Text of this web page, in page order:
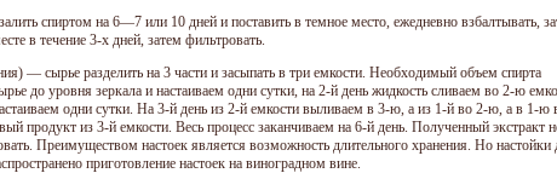
спиртом на 6—7 или 10 дней и поставить в темное место, ежедневно взбалтывать,
в течение 3-х дней, затем фильтровать.
— сырье разделить на 3 части и засыпать в три емкости. Необходимый объем спирта
до уровня зеркала и настаиваем одни сутки, на 2-й день жидкость сливаем во 2-ю
одни сутки. На 3-й день из 2-й емкости выливаем в 3-ю, а из 1-й во 2-ю, а в 1-ю
продукт из 3-й емкости. Весь процесс заканчиваем на 6-й день. Полученный экстракт
Преимуществом настоек является возможность длительного хранения. Но настойки
приготовление настоек на виноградном вине.